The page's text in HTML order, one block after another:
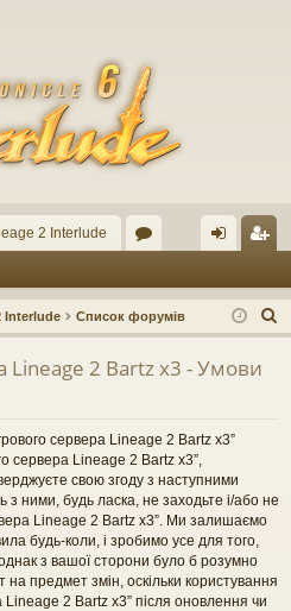
2 Interlude
ум
и
д ст
ра
ці
Interlude Список форумів
о
Lineage 2 Bartz x3 - Умови
сервера Lineage 2 Bartz x3”
сервера Lineage 2 Bartz x3”,
свою згоду з наступними
ними, будь ласка, не заходьте і/або не
Lineage 2 Bartz x3”. Ми залишаємо
будь-коли, і зробимо усе для того,
з вашої сторони було б розумно
предмет змін, оскільки користування
2 Bartz x3” після оновлення чи